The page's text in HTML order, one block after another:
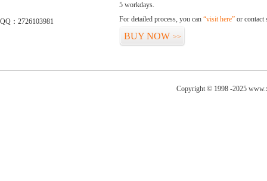
QQ：2726103981
5 workdays.
For detailed process, you can “visit here” or contact
BUY NOW >>
Copyright © 1998 -2025